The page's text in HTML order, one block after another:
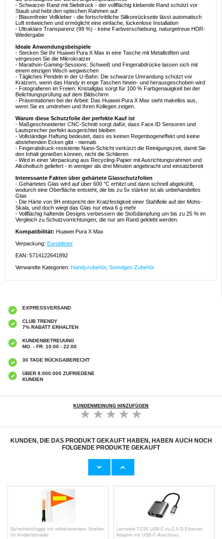
- Schwarzer Rand mit Siebdruck - der vollflächig klebende Rand schützt vor
Staub und hebt den optischen Rahmen auf
- Blasenfreier Vollkleber - die fortschrittliche Silikonrückseite lässt automatisch
Luft entweichen und ermöglicht eine einfache, lückenlose Installation
- Ultraklare Transparenz (99 %) - keine Farbverschiebung, naturgetreue HDR-
Wiedergabe
Ideale Anwendungsbeispiele
- Stecken Sie Ihr Huawei Pura X Max in eine Tasche mit Metallstiften und
vergessen Sie die Mikrokratzer
- Marathon-Gaming-Sessions: Schweiß und Fingerabdrücke lassen sich mit
einem einzigen Wisch wegwischen
- Tägliches Pendeln in der U-Bahn: Die schwarze Umrandung schützt vor
Kratzern, wenn das Handy in enge Taschen hinein- und herausgeschoben wird
- Fotografieren im Freien: Kristallglas sorgt für 100 % Farbgenauigkeit bei der
Belichtungsprüfung auf dem Bildschirm
- Präsentationen bei der Arbeit: Das Huawei Pura X Max sieht makellos aus,
wenn Sie es umdrehen und Ihren Kollegen zeigen.
Warum diese Schutzfolie der perfekte Kauf ist
- Maßgeschneiderter CNC-Schnitt sorgt dafür, dass Face ID Sensoren und
Lautsprecher perfekt ausgerichtet bleiben
- Vollständige Haftung bedeutet, dass es keinen Regenbogeneffekt und keine
abstehenden Ecken gibt - niemals
- Fingerabdruck-resistente Nano-Schicht verkürzt die Reinigungszeit, damit Sie
den Inhalt genießen können, nicht die Schlieren
- Wird in einer Verpackung aus Recycling-Papier mit Ausrichtungsrahmen und
Alkoholtuch geliefert - in weniger als drei Minuten angebracht und einsatzbereit
Interessante Fakten über gehärtete Glasschutzfolien
- Gehärtetes Glas wird auf über 600 °C erhitzt und dann schnell abgekühlt,
wodurch eine Oberfläche entsteht, die bis zu 5x stärker ist als unbehandeltes
Glas
- Die Härte von 9H entspricht der Kratzfestigkeit einer Stahlfeile auf der Mohs-
Skala, und doch wiegt das Glas nur etwa 6 g mehr
- Vollflächig haftende Designs verbessern die Stoßdämpfung um bis zu 25 % im
Vergleich zu Schutzvorrichtungen, die nur am Rand geklebt werden.
Kompatibilität: Huawei Pura X Max
Verpackung: Euroblister
EAN: 5714122641892
Verwandte Kategorien: Handyzubehör, Sonstiges Zubehör
EXPRESSVERSAND
CLUB TRENDY
7% RABATT ERHALTEN
KUNDENBETREUUNG
MO. - FR. 10:00 - 22:00
30 TAGE RÜCKGABERECHT
ÜBER 8.000.000 ZUFRIEDENE
KUNDEN
KUNDENMEINUNG HINZUFÜGEN
KUNDEN, DIE DAS PRODUKT GEKAUFT HABEN, HABEN AUCH NOCH
FOLGENDE PRODUKTE GEKAUFT
Box-Handgelenkauflagen für 2 Nintendo
Wasserflasche in Hantelform – 550ml – Blau
Sicherheitsflagge mit reflektierendem Streifen
für Kinderfahrräder
Lemorele TC35 USB-C-zu-2,5-G-Ethernet-
Adapter mit USB-C-Anschluss